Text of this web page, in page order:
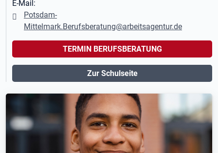
E-Mail:
Potsdam-
Mittelmark.Berufsberatung@arbeitsagentur.de
TERMIN BERUFSBERATUNG
Zur Schulseite